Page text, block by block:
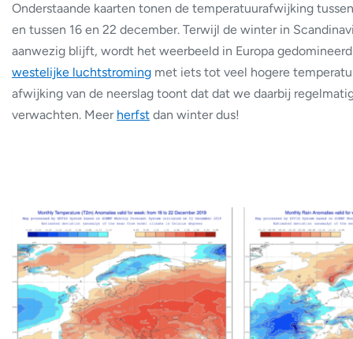
Onderstaande kaarten tonen de temperatuurafwijking
en tussen 16 en 22 december. Terwijl de winter in
aanwezig blijft, wordt het weerbeeld in Europa
westelijke luchtstroming met iets tot veel hogere
afwijking van de neerslag toont dat dat we daarbij
verwachten. Meer herfst dan winter dus!